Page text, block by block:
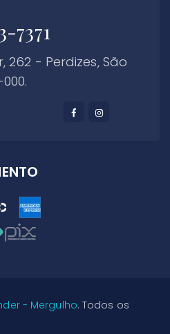
7371
262 - Perdizes, São
- Mergulho. Todos os